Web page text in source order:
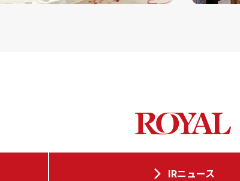
IRニュース